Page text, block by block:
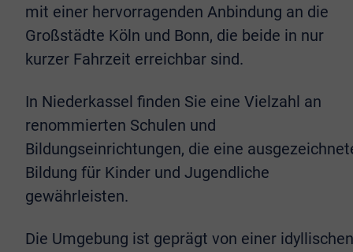
mit einer hervorragenden Anbindung an die
Großstädte Köln und Bonn, die beide in nur
kurzer Fahrzeit erreichbar sind.
In Niederkassel finden Sie eine Vielzahl an
renommierten Schulen und
Bildungseinrichtungen, die eine
Bildung für Kinder und Jugendliche
gewährleisten.
Die Umgebung ist geprägt von einer idyllischen